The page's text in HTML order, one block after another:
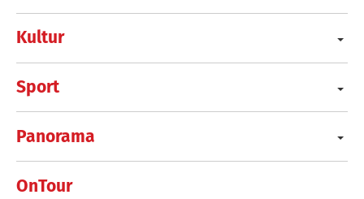
Kultur
Sport
Panorama
OnTour